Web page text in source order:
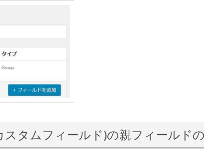
タムフィールド)の親フィールド